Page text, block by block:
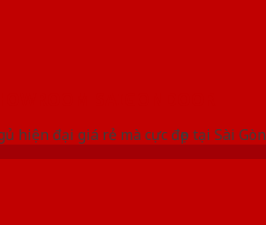
hiện đại giá rẻ mà cực đẹp tại Sài Gòn